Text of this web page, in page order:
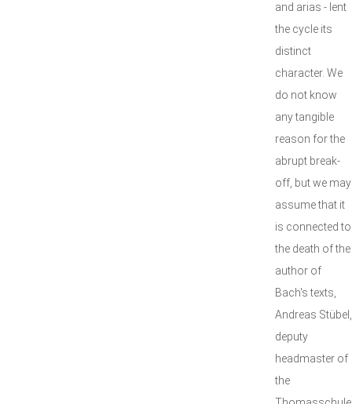
and arias - lent
the cycle its
distinct
character. We
do not know
any tangible
reason for the
abrupt break-
off, but we may
assume that it
is connected to
the death of the
author of
Bach's texts,
Andreas Stübel,
deputy
headmaster of
the